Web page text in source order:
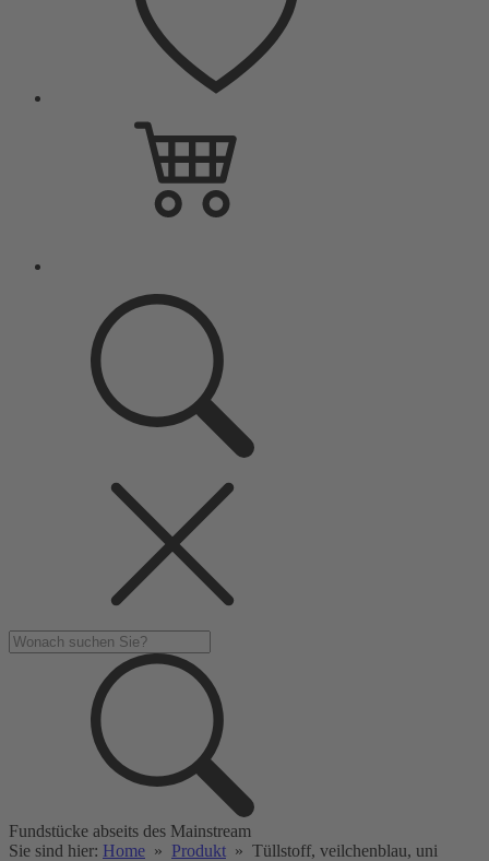
Fundstücke abseits des Mainstream
Sie sind hier: Home » Produkt » Tüllstoff, veilchenblau, uni